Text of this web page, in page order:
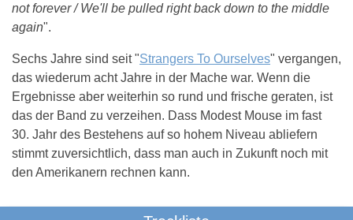
not forever / We'll be pulled right back down to the middle
again".
Sechs Jahre sind seit "Strangers To Ourselves" vergangen,
das wiederum acht Jahre in der Mache war. Wenn die
Ergebnisse aber weiterhin so rund und frische geraten, ist
das der Band zu verzeihen. Dass Modest Mouse im fast
30. Jahr des Bestehens auf so hohem Niveau abliefern
stimmt zuversichtlich, dass man auch in Zukunft noch mit
den Amerikanern rechnen kann.